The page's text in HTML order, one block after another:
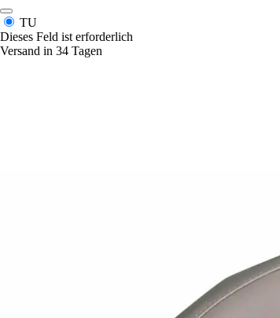
TU
Dieses Feld ist erforderlich
Versand in 34 Tagen